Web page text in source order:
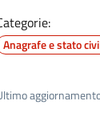
Anagrafe e stato